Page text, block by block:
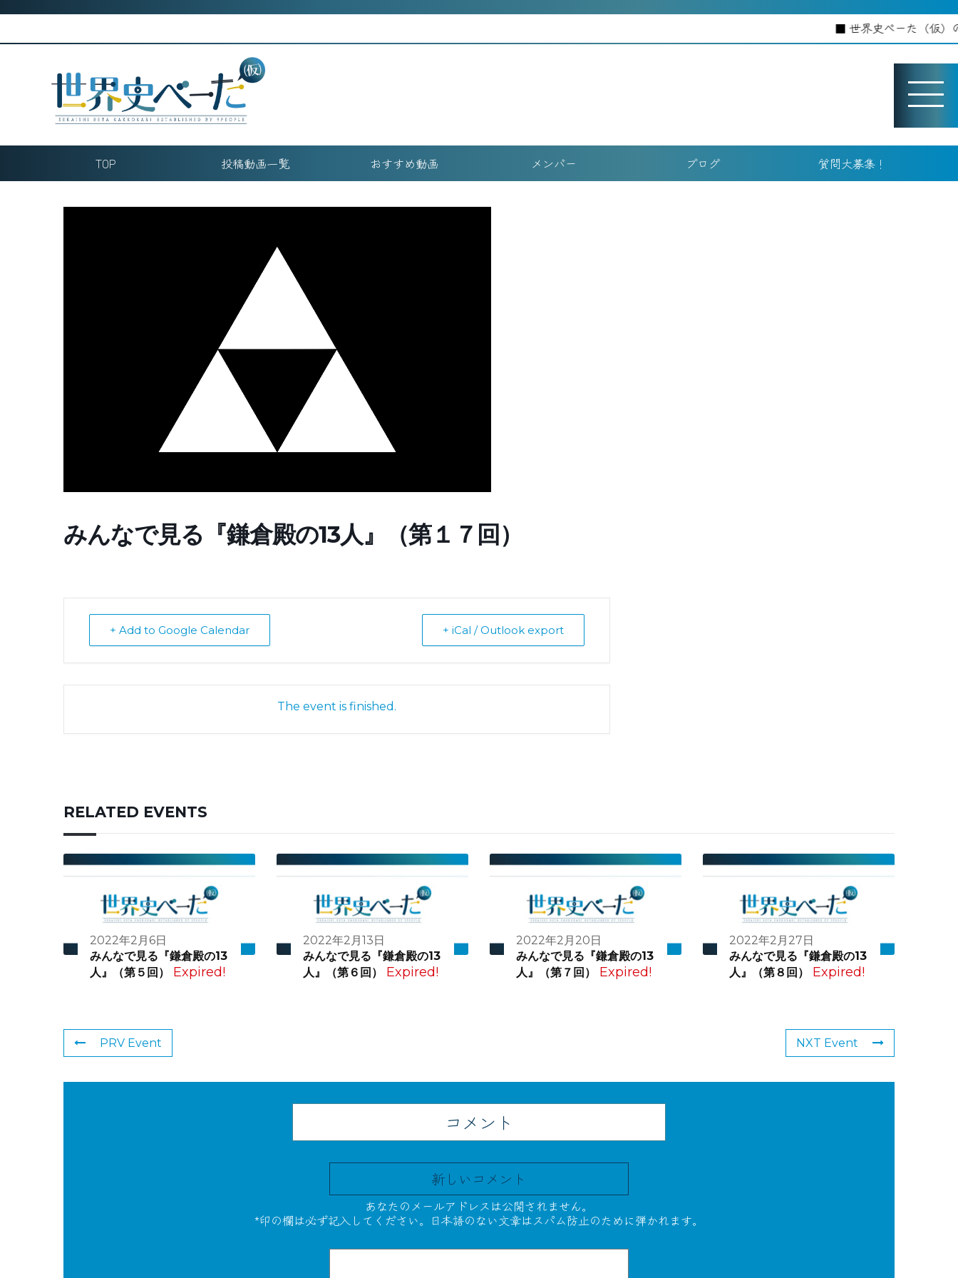
世界史べーた（仮）のホ
TOP 投稿動画一覧 おすすめ動画 メンバー ブログ 質問大募集！
みんなで見る『鎌倉殿の13人』（第１７回）
+ Add to Google Calendar + iCal / Outlook export
The event is finished.
RELATED EVENTS
2022年2月6日
みんなで見る『鎌倉殿の13
人』（第５回）
Expired!
2022年2月13日
みんなで見る『鎌倉殿の13
人』（第６回）
Expired!
2022年2月20日
みんなで見る『鎌倉殿の13
人』（第７回）
Expired!
2022年2月27日
みんなで見る『鎌倉殿の13
人』（第８回）
Expired!
PRV Event NXT Event
コメント
新しいコメント
あなたのメールアドレスは公開されません。
*印の欄は必ず記入してください。日本語のない文章はスパム防止のために弾かれます。